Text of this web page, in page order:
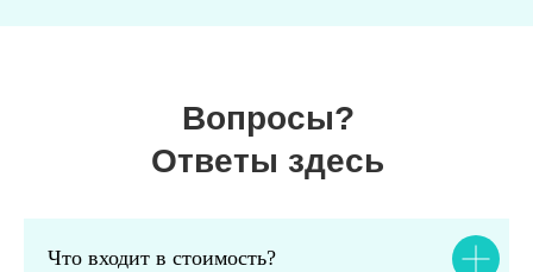
Вопросы?
Ответы здесь
Что входит в стоимость?